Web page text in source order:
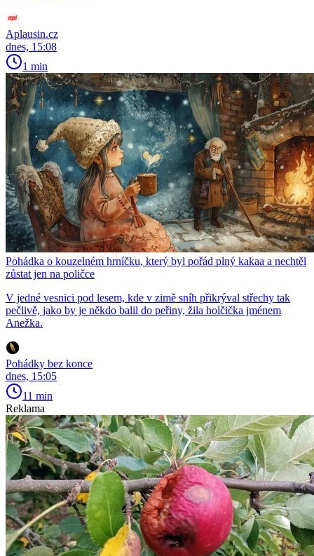
Aplausin.cz
dnes, 15:08
1 min
Pohádka o kouzelném hrníčku, který byl pořád plný kakaa a nechtěl
zůstat jen na poličce
V jedné vesnici pod lesem, kde v zimě sníh přikrýval střechy tak
pečlivě, jako by je někdo balil do peřiny, žila holčička jménem
Anežka.
Pohádky bez konce
dnes, 15:05
11 min
Reklama